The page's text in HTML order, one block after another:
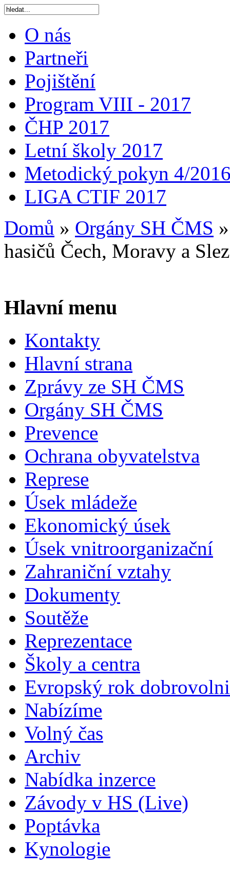
O nás
Partneři
Pojištění
Program VIII - 2017
ČHP 2017
Letní školy 2017
Metodický pokyn 4/
LIGA CTIF 2017
Domů » Orgány SH ČMS »
hasičů Čech, Moravy a
Hlavní menu
Kontakty
Hlavní strana
Zprávy ze SH ČMS
Orgány SH ČMS
Prevence
Ochrana obyvatelstva
Represe
Úsek mládeže
Ekonomický úsek
Úsek vnitroorganizační
Zahraniční vztahy
Dokumenty
Soutěže
Reprezentace
Školy a centra
Evropský rok
Nabízíme
Volný čas
Archiv
Nabídka inzerce
Závody v HS (Live)
Poptávka
Kynologie